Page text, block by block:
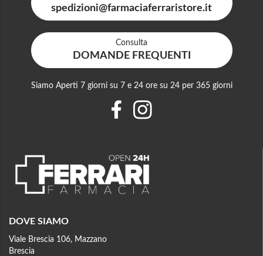
DOVE SIAMO
Viale Brescia 106, Mazzano
Brescia
spedizioni@farmaciaferraristore.it
Consulta
DOMANDE FREQUENTI
Siamo Aperti 7 giorni su 7 e 24 ore su 24 per 365 giorni